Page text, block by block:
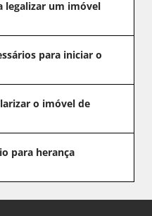
legalizar um imóvel
para iniciar o
o imóvel de
para herança